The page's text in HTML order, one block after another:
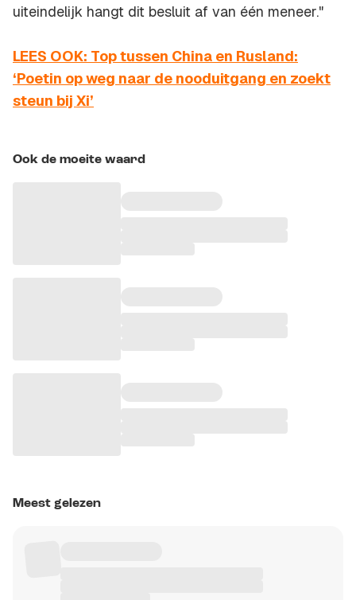
uiteindelijk hangt dit besluit af van één meneer."
LEES OOK: Top tussen China en Rusland:
‘Poetin op weg naar de nooduitgang en zoekt
steun bij Xi’
Ook de moeite waard
Meest gelezen